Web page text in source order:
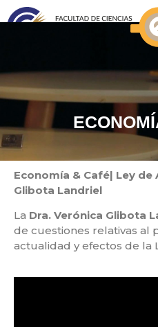
Economía & Café| Ley de
Glibota Landriel
La Dra. Verónica Glibota
de cuestiones relativas al
actualidad y efectos de la